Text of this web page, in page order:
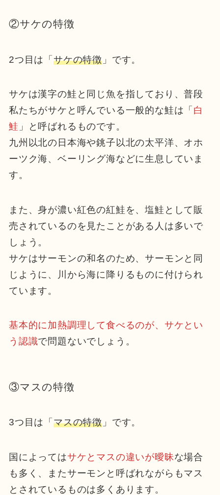
②サケの特徴
2つ目は「サケの特徴 」です。
サケは漢字の鮭と同じ魚を指しており、普段
私たちがサケと呼んでいる一般的な鮭は「 白
鮭 」と呼ばれるものです。
九州以北の日本海や銚子以北の太平洋、オホ
ーツク海、ベーリング海などに生息していま
す。
また、身が濃い紅色の紅鮭を、塩鮭として販
売されているのを見たことがある人は多いで
しょう。
サケはサーモンの和名のため、サーモンと同
じように、川から海に降りるものに付けられ
ています。
基本的に加熱調理して食べるのが、サケとい
う認識で問題ないでしょう。
③マスの特徴
3つ目は「 マスの特徴 」です。
国によってはサケとマスの違いが曖昧な場合
も多く、またサーモンと呼ばれながらもマス
とされているものは多くあります。